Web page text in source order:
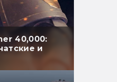
40,000:
и